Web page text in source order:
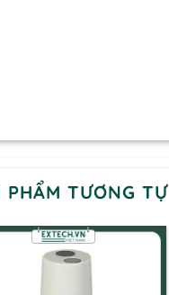
PHẨM TƯƠNG TỰ